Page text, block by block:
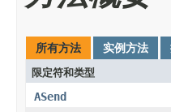
所有方法 实例方法
限定符和类型
ASend